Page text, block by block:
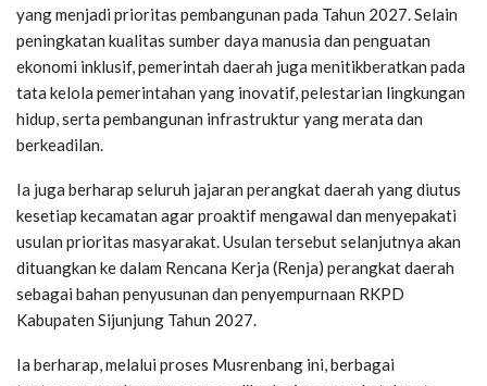
yang menjadi prioritas pembangunan pada Tahun 2027. Selain
peningkatan kualitas sumber daya manusia dan penguatan
ekonomi inklusif, pemerintah daerah juga menitikberatkan pada
tata kelola pemerintahan yang inovatif, pelestarian lingkungan
hidup, serta pembangunan infrastruktur yang merata dan
berkeadilan.
Ia juga berharap seluruh jajaran perangkat daerah yang diutus
kesetiap kecamatan agar proaktif mengawal dan menyepakati
usulan prioritas masyarakat. Usulan tersebut selanjutnya akan
dituangkan ke dalam Rencana Kerja (Renja) perangkat daerah
sebagai bahan penyusunan dan penyempurnaan RKPD
Kabupaten Sijunjung Tahun 2027.
Ia berharap, melalui proses Musrenbang ini, berbagai